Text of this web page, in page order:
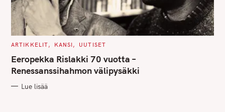
C
T
E
G
O
I
ARTIKKELIT KANSI UUTISET
Eeropekka Rislakki 70 vuotta –
Renessanssihahmon välipysäkki
Lue lisää